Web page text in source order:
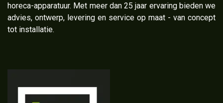
horeca-apparatuur. Met meer dan 25 jaar ervaring bieden we
advies, ontwerp, levering en service op maat - van concept
tot installatie.